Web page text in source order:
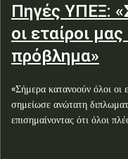
Πηγές ΥΠΕΞ:
οι εταίροι
πρόβλημα»
«Σήμερα κατανοούν όλοι οι
σημείωσε ανώτατη
επισημαίνοντας ότι όλοι